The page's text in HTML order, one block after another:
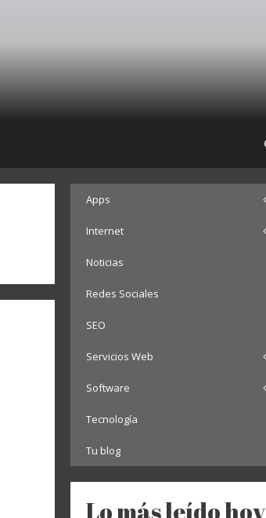
Apps
Internet
Noticias
Redes Sociales
SEO
Servicios Web
Software
Tecnología
Tu blog
Lo más leído hoy